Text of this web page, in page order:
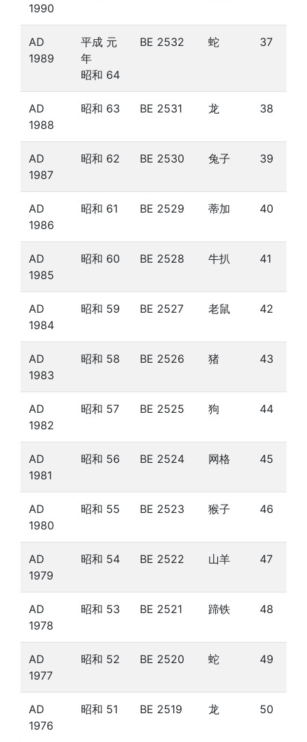
1990
AD
1989
平成 元
年
昭和 64
BE 2532 蛇 37
AD
1988
昭和 63 BE 2531 龙 38
AD
1987
昭和 62 BE 2530 兔子 39
AD
1986
昭和 61 BE 2529 蒂加 40
AD
1985
昭和 60 BE 2528 牛扒 41
AD
1984
昭和 59 BE 2527 老鼠 42
AD
1983
昭和 58 BE 2526 猪 43
AD
1982
昭和 57 BE 2525 狗 44
AD
1981
昭和 56 BE 2524 网格 45
AD
1980
昭和 55 BE 2523 猴子 46
AD
1979
昭和 54 BE 2522 山羊 47
AD
1978
昭和 53 BE 2521 蹄铁 48
AD
1977
昭和 52 BE 2520 蛇 49
AD
1976
昭和 51 BE 2519 龙 50